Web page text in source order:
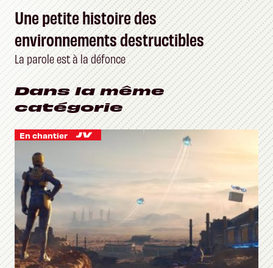
Une petite histoire des
environnements destructibles
La parole est à la défonce
Dans la même
catégorie
En chantier